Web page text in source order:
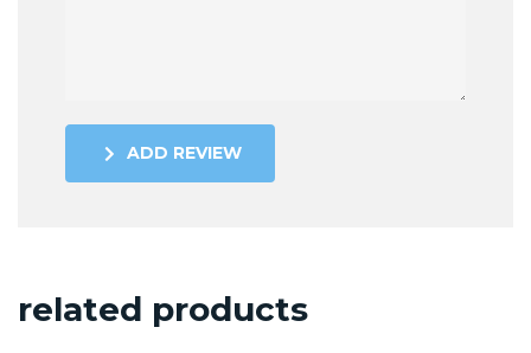
ADD REVIEW
related products